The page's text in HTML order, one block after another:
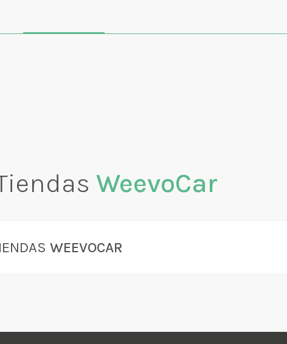
WeevoCar
WEEVOCAR